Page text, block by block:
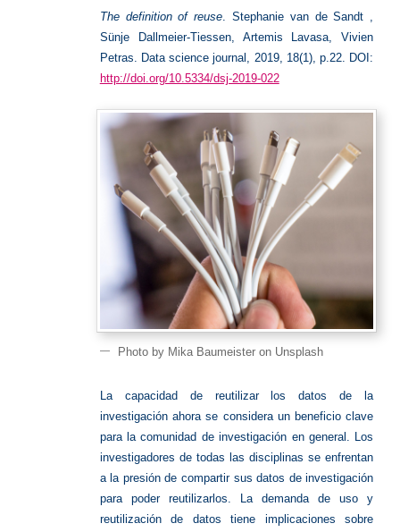
The definition of reuse. Stephanie van de Sandt ,
Sünje Dallmeier-Tiessen, Artemis Lavasa, Vivien
Petras. Data science journal, 2019, 18(1), p.22. DOI:
http://doi.org/10.5334/dsj-2019-022
Photo by Mika Baumeister on Unsplash
La capacidad de reutilizar los datos de la
investigación ahora se considera un beneficio clave
para la comunidad de investigación en general. Los
investigadores de todas las disciplinas se enfrentan
a la presión de compartir sus datos de investigación
para poder reutilizarlos. La demanda de uso y
reutilización de datos tiene implicaciones sobre